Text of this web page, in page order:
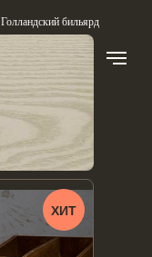
Голландский бильярд
ХИТ